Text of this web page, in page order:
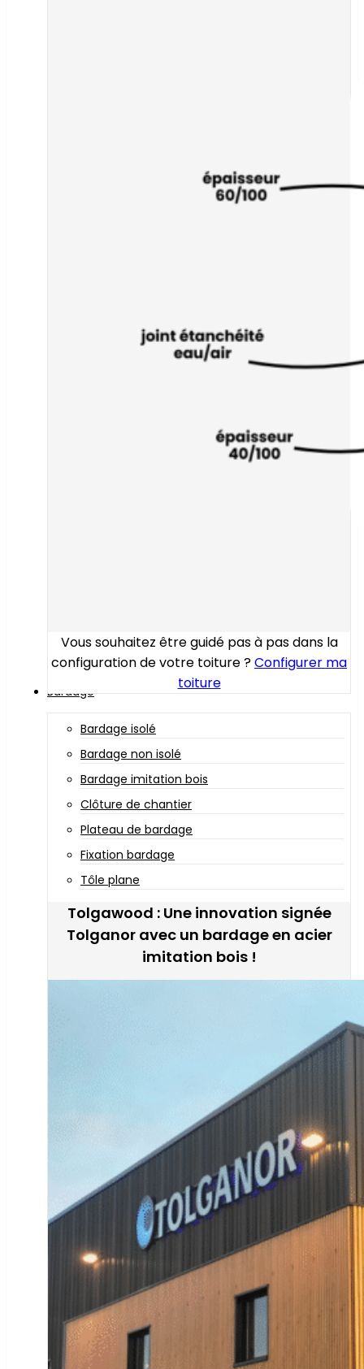
Vous souhaitez être guidé pas à pas dans la
configuration de votre toiture ?Configurer ma
toiture
Bardage
Bardage isolé
Bardage non isolé
Bardage imitation bois
Clôture de chantier
Plateau de bardage
Fixation bardage
Tôle plane
Tolgawood : Une innovation signée
Tolganor avec un bardage en acier
imitation bois !